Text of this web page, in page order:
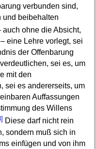
verbunden sind,
und beibehalten
ohne die Absicht,
eine Lehre vorlegt, sei
der Offenbarung
sei es, um
mit den
sei es andererseits, um
Auffassungen
des Willens
Diese darf nicht rein
sondern muß sich in
einfügen und von ihm